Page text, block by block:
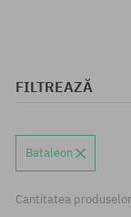
FILTREAZĂ
Bataleon
Cantitatea